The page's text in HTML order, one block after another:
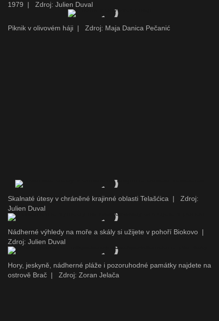
1979
| Zdroj: Julien Duval
Piknik v olivovém háji | Zdroj: Maja Danica Pečanić
Skalnaté útesy v chráněné krajinné oblasti Telašćica |
Zdroj:
Julien Duval
Nádherné výhledy na moře a skály si užijete v pohoří Biokovo |
Zdroj: Julien Duval
Hory, jeskyně, nádherné pláže i pozoruhodné památky najdete na
ostrově Brač | Zdroj: Zoran Jelača